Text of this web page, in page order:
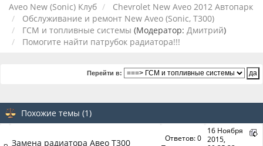
Aveo New (Sonic) Клуб
Chevrolet New Aveo 2012 Автопарк
Обслуживание и ремонт New Aveo (Sonic, T300)
ГСМ и топливные системы (Модератор: Дмитрий)
Помогите найти патрубок радиатора!!!
Перейти в:
Похожие темы (1)
Замена радиатора Авео Т300
Ответов: 0
16 Ноября
2015,